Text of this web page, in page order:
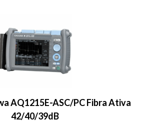
AQ1215E-ASC/PC Fibra Ativa
42/40/39dB